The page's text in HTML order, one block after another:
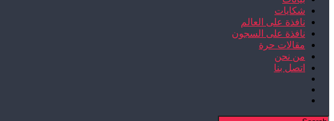
شكايات
نافذة على العالم
نافذة على السجون
مقالات حرة
من نحن
اتصل بنا